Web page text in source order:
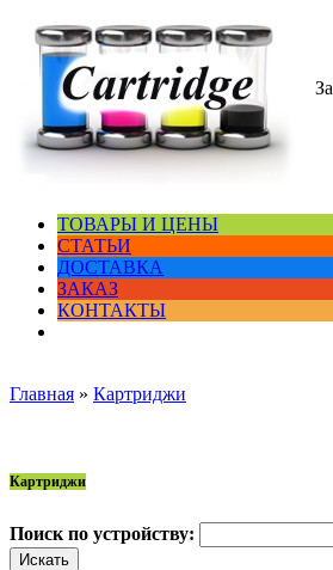
ТОВАРЫ И ЦЕНЫ
СТАТЬИ
ДОСТАВКА
ЗАКАЗ
КОНТАКТЫ
Главная » Картриджи
Картриджи
Поиск по устройству: